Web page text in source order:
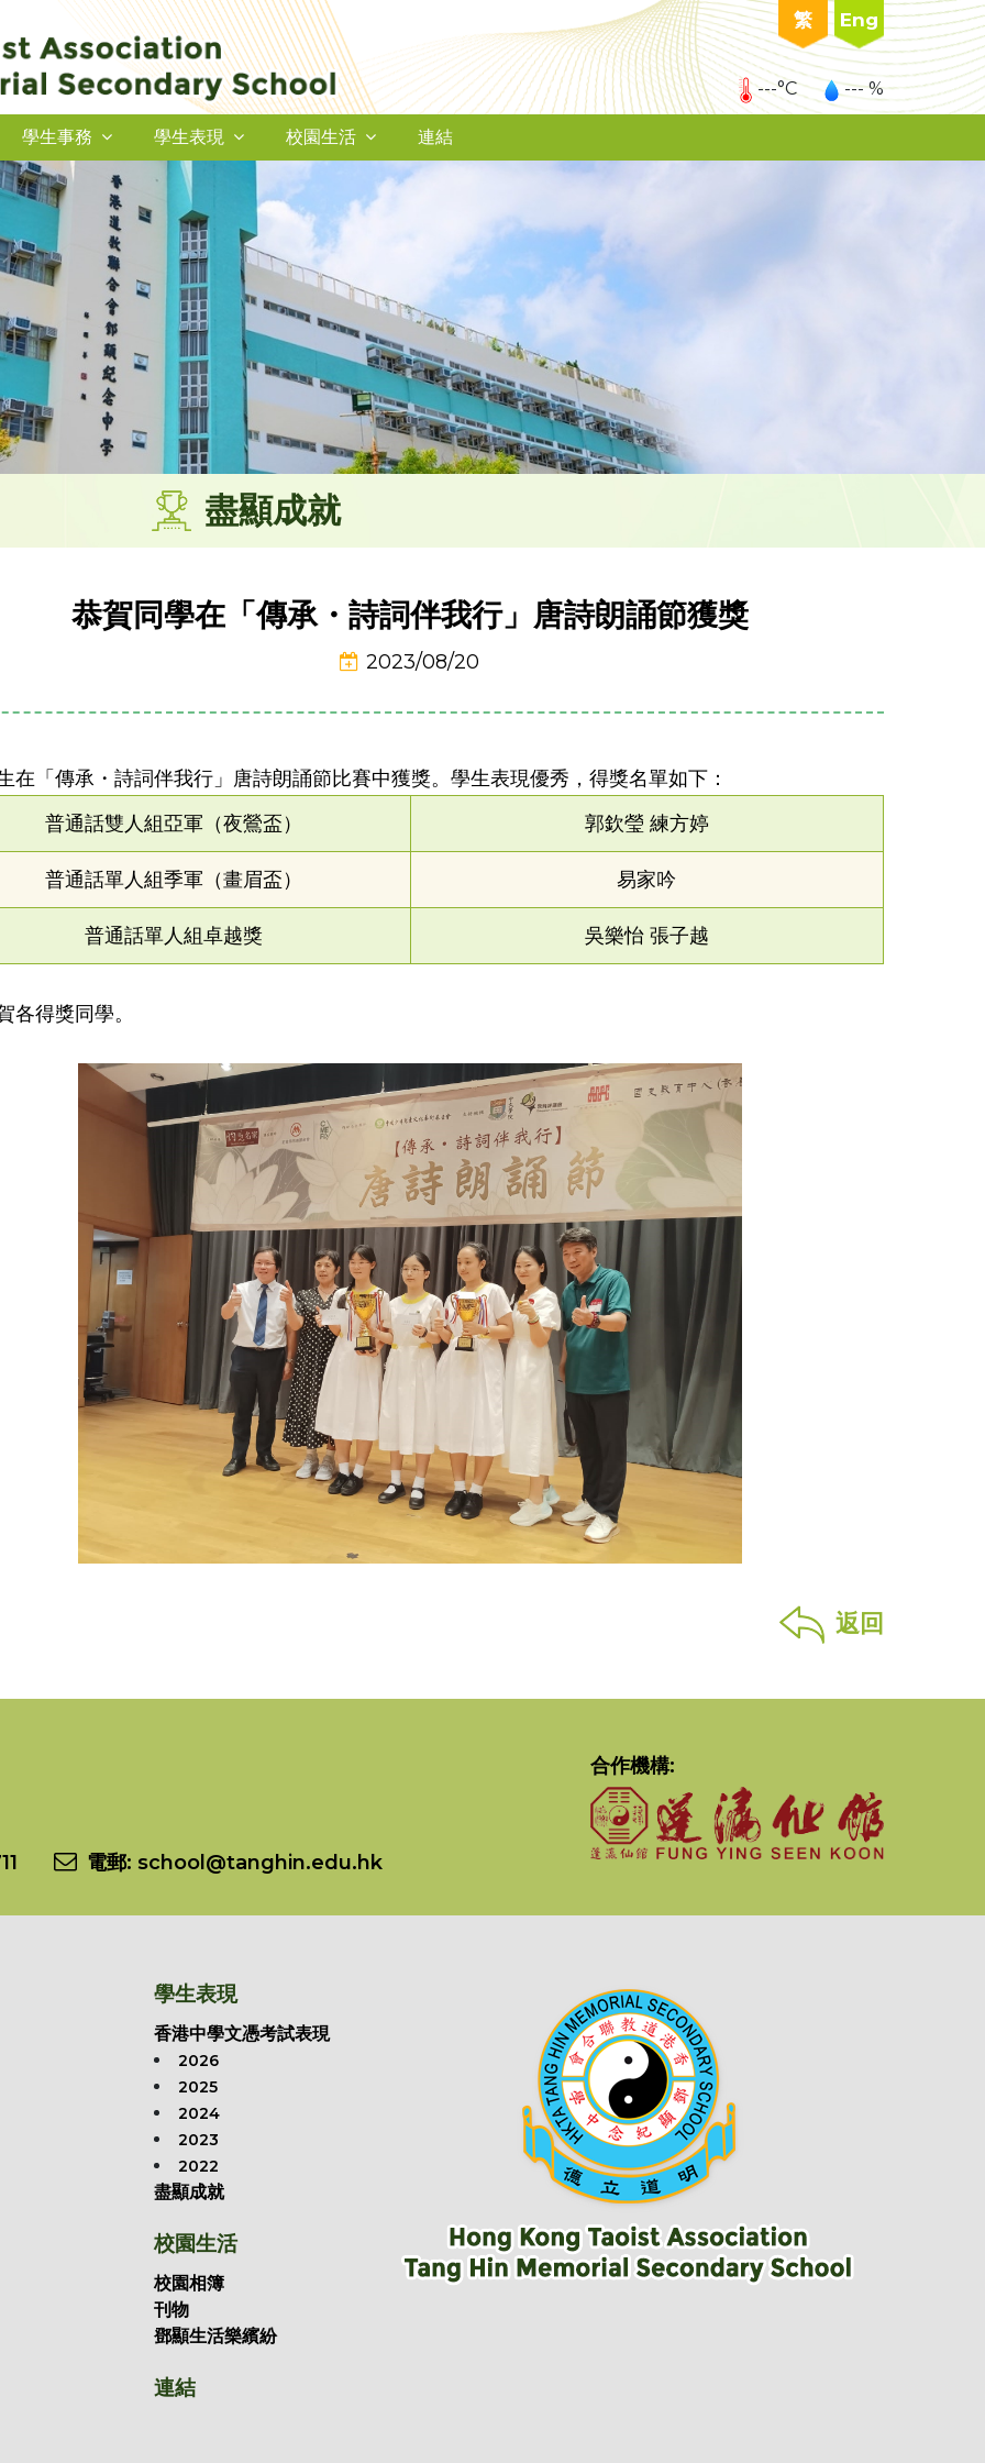
繁 Eng
---°C --- %
學生事務 學生表現 校園生活 連結
盡顯成就
恭賀同學在「傳承・詩詞伴我行」唐詩朗誦節獲獎
2023/08/20
在「傳承・詩詞伴我行」唐詩朗誦節比賽中獲獎。學生表現優秀，得獎名單如下：
普通話雙人組亞軍（夜鶯盃）
郭欽瑩 練方婷
普通話單人組季軍（畫眉盃） 易家吟
普通話單人組卓越獎 吳樂怡 張子越
各得獎同學。
返回
電郵: school@tanghin.edu.hk
合作機構:
學生表現
香港中學文憑考試表現
2026
2025
2024
2023
2022
盡顯成就
校園生活
校園相簿
刊物
鄧顯生活樂繽紛
連結